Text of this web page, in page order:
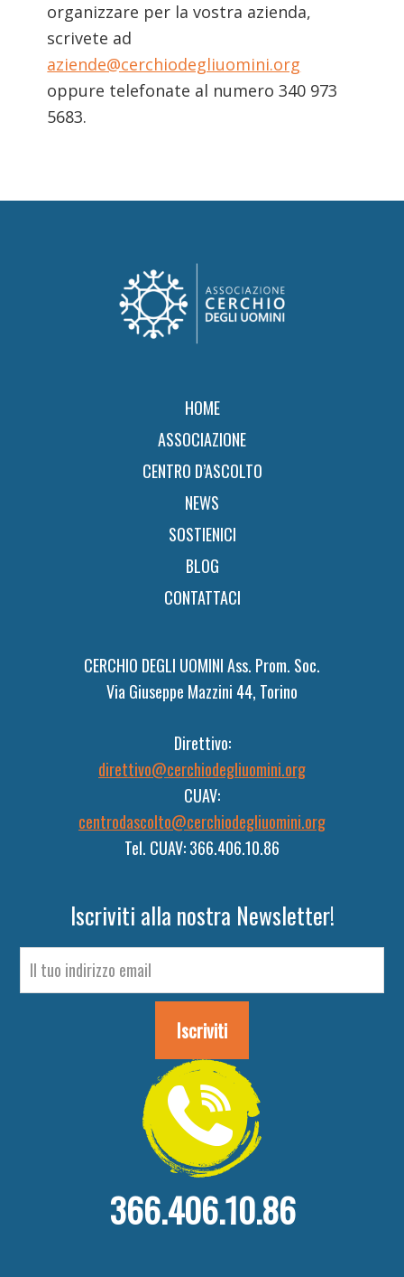
organizzare per la vostra azienda,
scrivete ad
aziende@cerchiodegliuomini.org
oppure telefonate al numero 340 973
5683.
HOME
ASSOCIAZIONE
CENTRO D’ASCOLTO
NEWS
SOSTIENICI
BLOG
CONTATTACI
CERCHIO DEGLI UOMINI Ass. Prom. Soc.
Via Giuseppe Mazzini 44, Torino
Direttivo:
direttivo@cerchiodegliuomini.org
CUAV:
centrodascolto@cerchiodegliuomini.org
Tel. CUAV: 366.406.10.86
Iscriviti alla nostra Newsletter!
366.406.10.86